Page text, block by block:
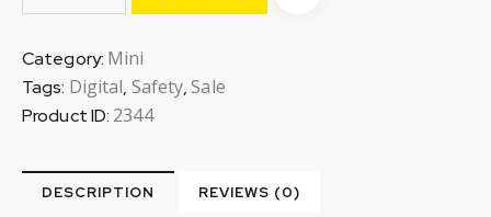
Category: Mini
Tags: Digital, Safety,Sale
Product ID: 2344
DESCRIPTION REVIEWS (0)